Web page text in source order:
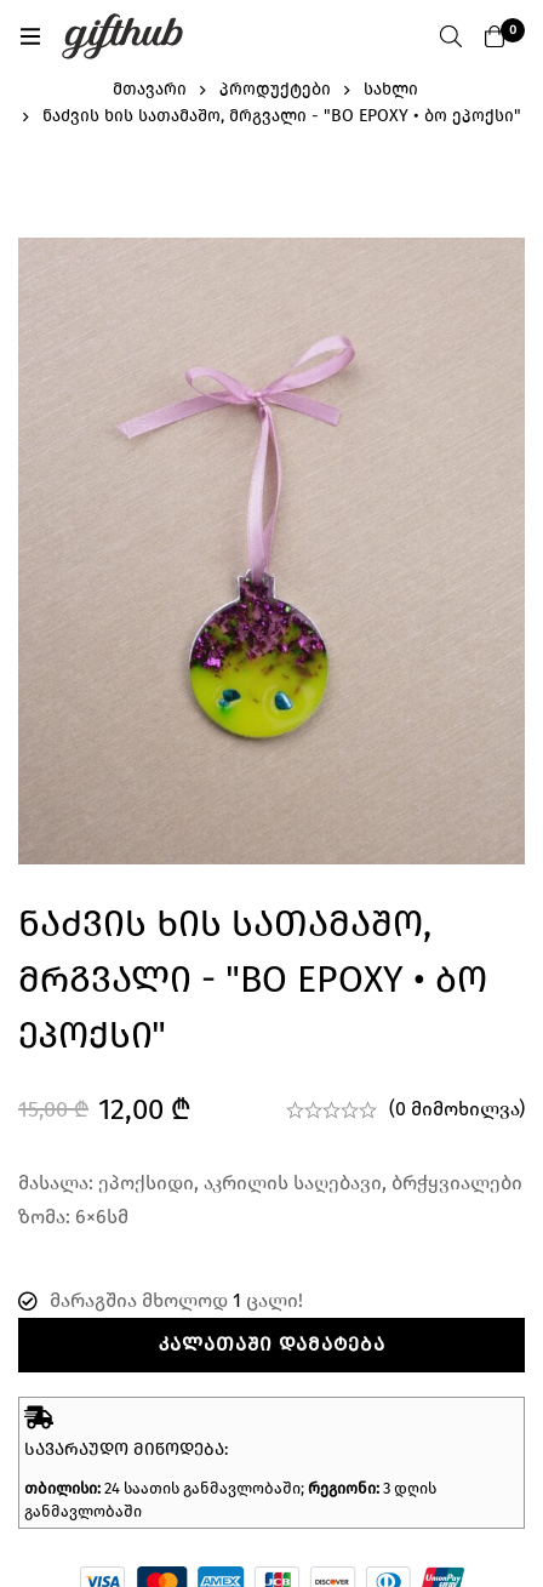
0
მთავარი პროდუქტები
სახლი
ნაძვის ხის სათამაშო, მრგვალი - "BO EPOXY • ბო ეპოქსი"
Ნაძვის Ხის Სათამაშო,
Მრგვალი - "BO EPOXY • Ბო
Ეპოქსი"
15,00₾ 12,00 ₾ (0 მიმოხილვა)
მასალა: ეპოქსიდი, აკრილის საღებავი, ბრჭყვიალები
ზომა: 6×6სმ
მარაგშია მხოლოდ 1 ცალი!
ᲙᲐᲚᲐᲗᲐᲨᲘ ᲓᲐᲛᲐᲢᲔᲑᲐ
ᲡᲐᲕᲐᲠᲐᲣᲓᲝ ᲛᲘᲬᲝᲓᲔᲑᲐ:
თბილისი: 24 საათის განმავლობაში; რეგიონი: 3 დღის
განმავლობაში